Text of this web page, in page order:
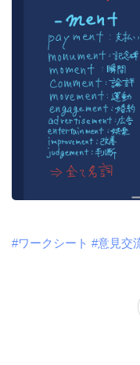
#ワークシート #意見交